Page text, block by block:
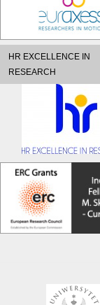
HR EXCELLENCE IN
RESEARCH